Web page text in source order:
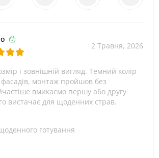
2 Травня, 2026
і зовнішній вигляд. Темний колір
монтаж пройшов без
вмикаємо першу або другу
вистачає для щоденних страв.
готування